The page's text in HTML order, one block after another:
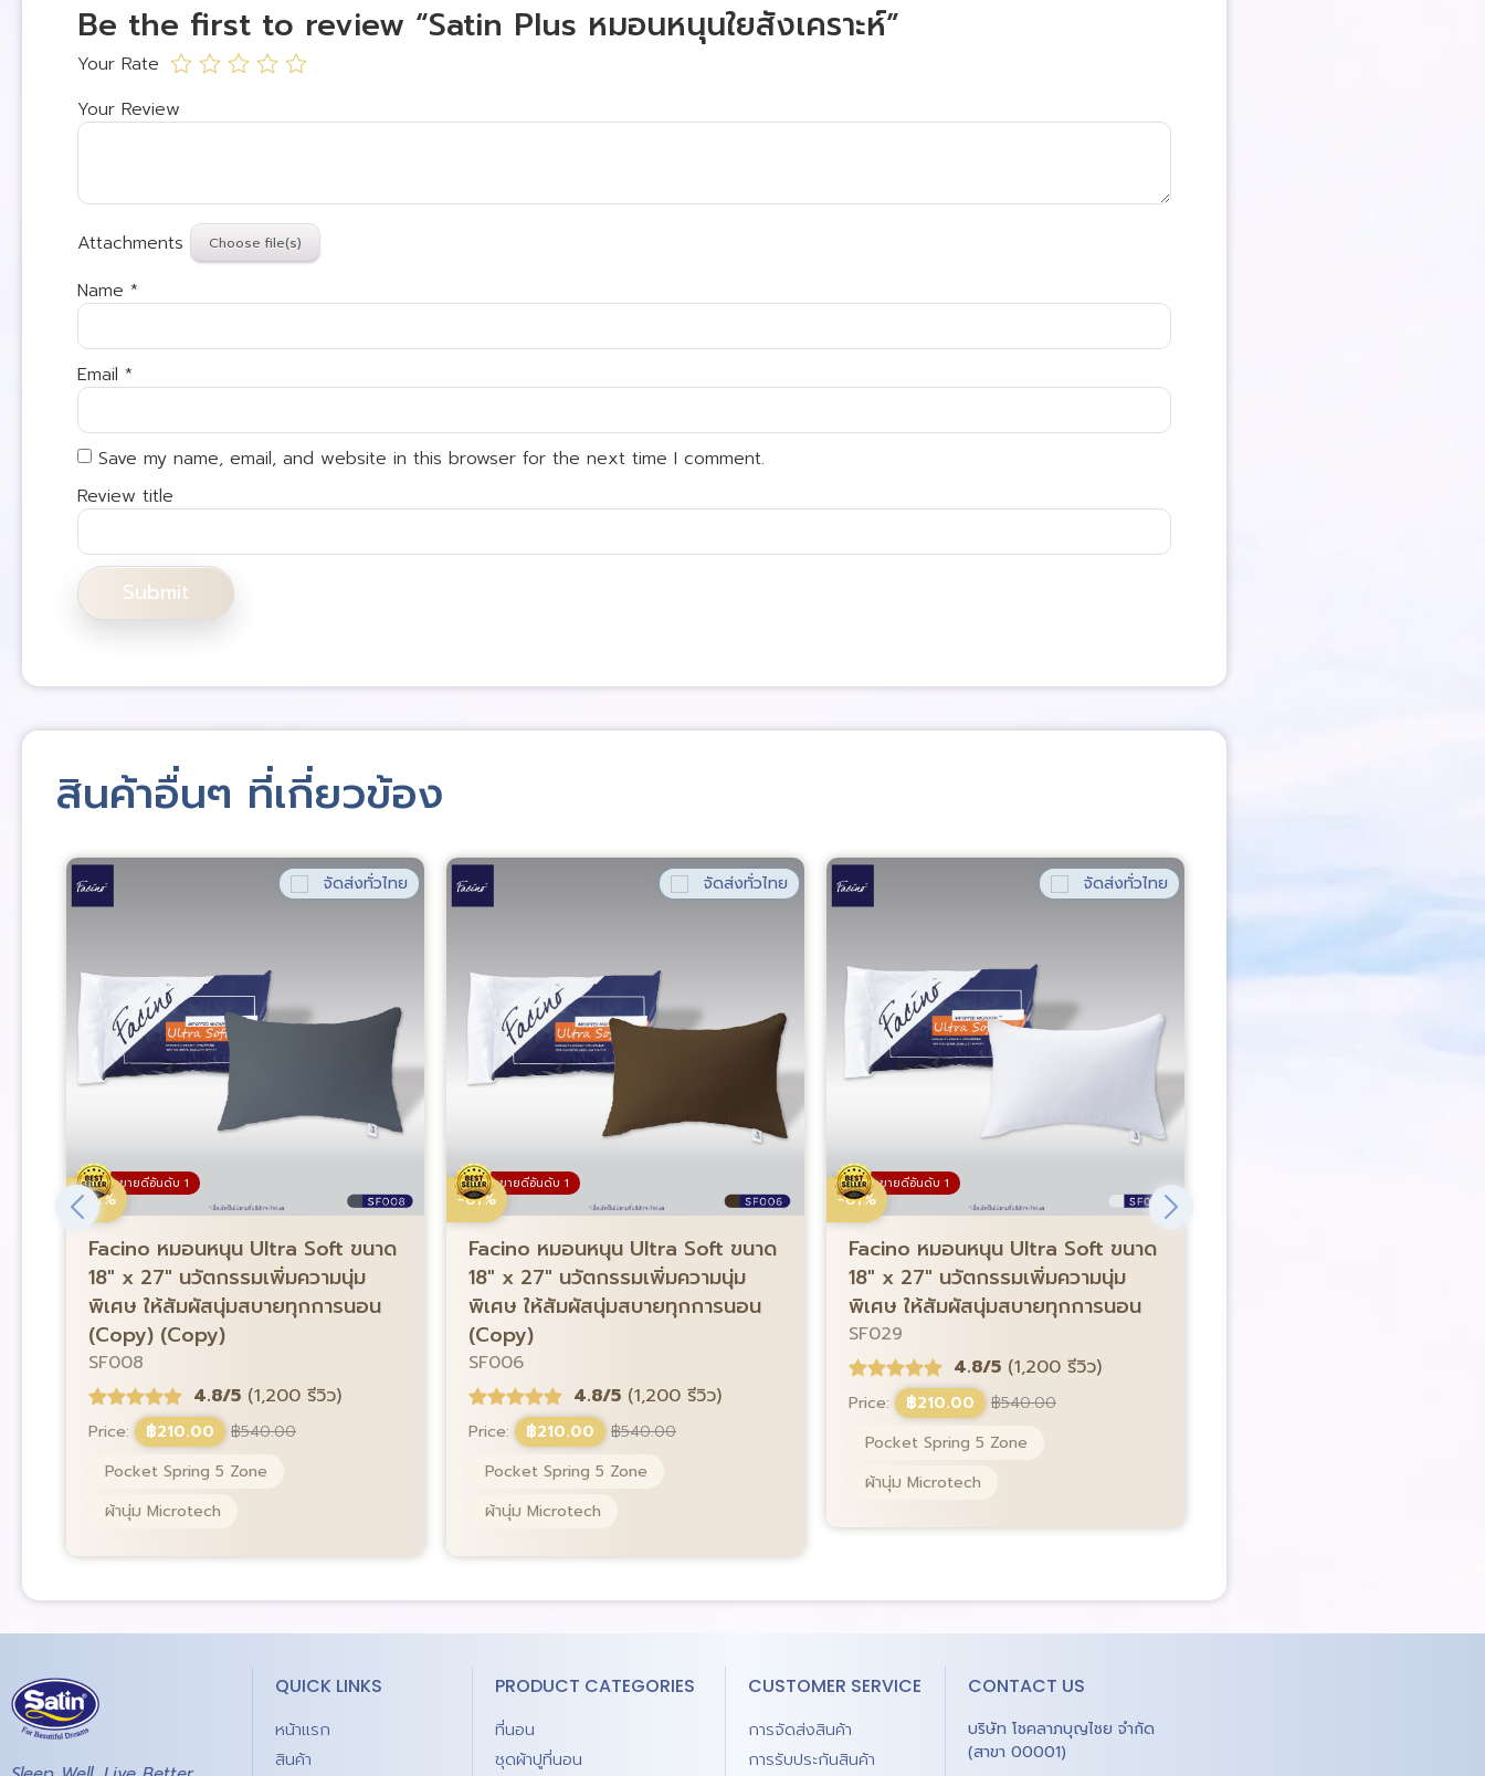
Be the first to review “Satin Plus หมอนหนุนใยสังเคราะห์”
Your Rate
Your Review
Attachments
Name *
Email *
Save my name, email, and website in this browser for the next time I comment.
Review title
สินค้าอื่นๆ ที่เกี่ยวข้อง
ขายดีอันดับ 1
จัดส่งทั่วไทย
Facino หมอนหนุน Ultra Soft ขนาด
18″ x 27″ นวัตกรรมเพิ่มความนุ่ม
พิเศษ ให้สัมผัสนุ่มสบายทุกการนอน
(Copy) (Copy)
SF008
4.8/5 (1,200 รีวิว)
Price: ฿210.00 ฿540.00
-61%
Pocket Spring 5 Zone
ผ้านุ่ม Microtech
ขายดีอันดับ 1
จัดส่งทั่วไทย
Facino หมอนหนุน Ultra Soft ขนาด
18″ x 27″ นวัตกรรมเพิ่มความนุ่ม
พิเศษ ให้สัมผัสนุ่มสบายทุกการนอน
(Copy)
SF006
4.8/5 (1,200 รีวิว)
Price: ฿210.00 ฿540.00
-61%
Pocket Spring 5 Zone
ผ้านุ่ม Microtech
ขายดีอันดับ 1
จัดส่งทั่วไทย
Facino หมอนหนุน Ultra Soft ขนาด
18″ x 27″ นวัตกรรมเพิ่มความนุ่ม
พิเศษ ให้สัมผัสนุ่มสบายทุกการนอน
SF029
4.8/5 (1,200 รีวิว)
Price: ฿210.00 ฿540.00
-61%
Pocket Spring 5 Zone
ผ้านุ่ม Microtech
QUICK LINKS
หน้าแรก
สินค้า
PRODUCT CATEGORIES
ที่นอน
ชุดผ้าปูที่นอน
CUSTOMER SERVICE
การจัดส่งสินค้า
การรับประกันสินค้า
CONTACT US
บริษัท โชคลาภบุญไชย จำกัด
(สาขา 00001)